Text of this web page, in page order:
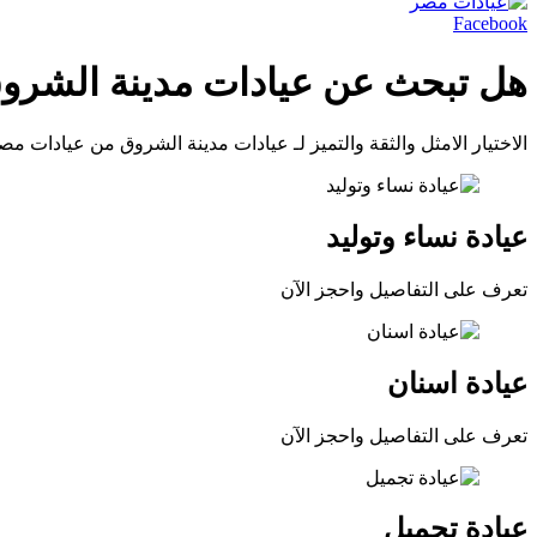
Facebook
هل تبحث عن عيادات مدينة
الاختيار الامثل والثقة والتميز لـ عيادات مدينة الشروق من عيادات
عيادة نساء وتوليد
تعرف على التفاصيل واحجز الآن
عيادة اسنان
تعرف على التفاصيل واحجز الآن
عيادة تجميل